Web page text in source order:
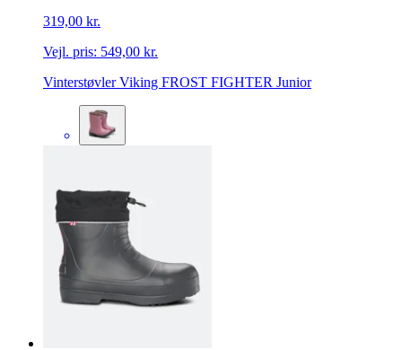
319,00 kr.
Vejl. pris: 549,00 kr.
Vinterstøvler Viking FROST FIGHTER Junior